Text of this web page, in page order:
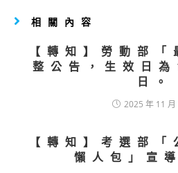
相關內容
【轉知】勞動部「
整公告，生效日
日。
2025 年 11 月
【轉知】考選部「
懶人包」宣